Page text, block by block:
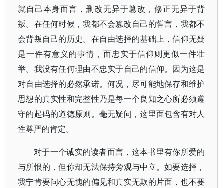
就自己本身而言，删改无异于篡改，修正无异于背
叛。在任何时候，我都不会篡改自己的誓言，我都不
会背叛自己的历史。在自由选择的基础上，信仰无疑
是一件有意义的事情，而忠实于信仰则更似一件壮
举。我没有任何理由不忠实于自己的信仰。因为这是
对自由选择的必然承诺。何况，尽可能地保存和维护
思想的真实性和完整性乃是每一个良知之心所必须遵
守的起码的道德原则。毫无疑问，这里面包含有对人
性尊严的肯定。
对于一个诚实的读者而言，这本书里有你所爱的
与所恨的，但你却无法保持旁观与中立。如要选择，
我宁肯要问心无愧的偏见和真实无欺的片面，也不要